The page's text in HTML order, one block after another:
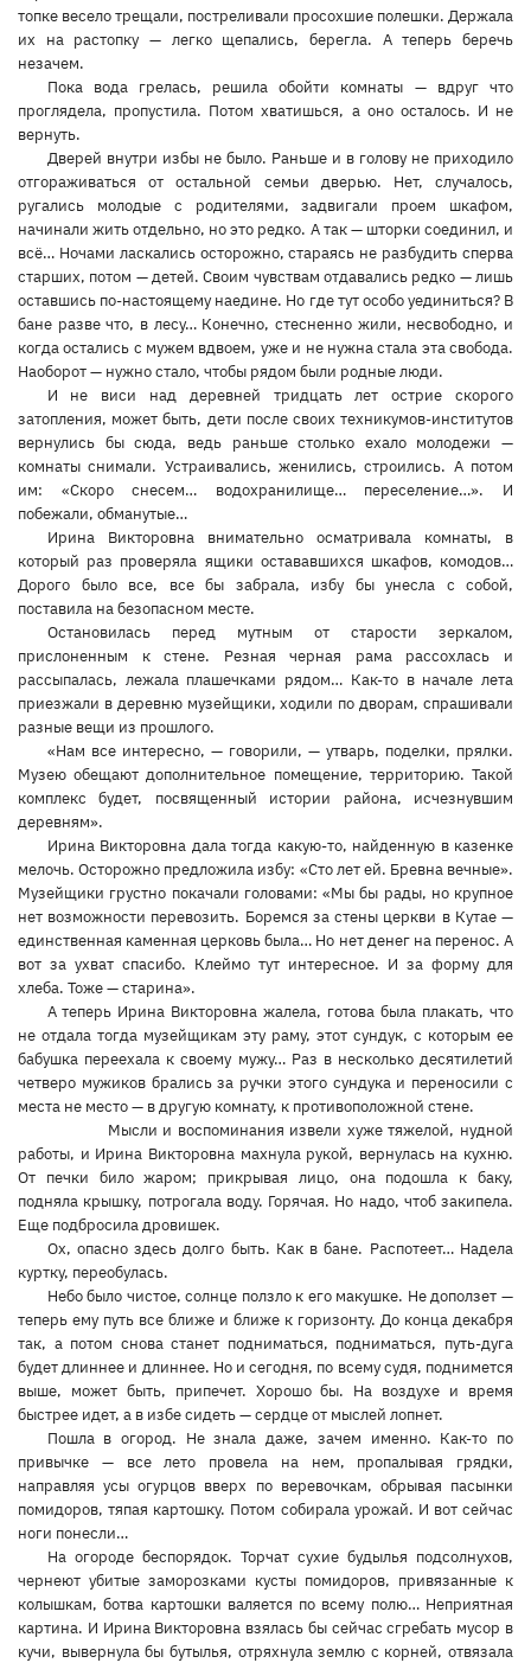
топке весело трещали, постреливали просохшие полешки. Держала
их на растопку — легко щепались, берегла. А теперь беречь
незачем.
Пока вода грелась, решила обойти комнаты — вдруг что
проглядела, пропустила. Потом хватишься, а оно осталось. И не
вернуть.
Дверей внутри избы не было. Раньше и в голову не приходило
отгораживаться от остальной семьи дверью. Нет, случалось,
ругались молодые с родителями, задвигали проем шкафом,
начинали жить отдельно, но это редко. А так — шторки соединил, и
всё… Ночами ласкались осторожно, стараясь не разбудить сперва
старших, потом — детей. Своим чувствам отдавались редко — лишь
оставшись по-настоящему наедине. Но где тут особо уединиться? В
бане разве что, в лесу… Конечно, стесненно жили, несвободно, и
когда остались с мужем вдвоем, уже и не нужна стала эта свобода.
Наоборот — нужно стало, чтобы рядом были родные люди.
И не виси над деревней тридцать лет острие скорого
затопления, может быть, дети после своих техникумов-институтов
вернулись бы сюда, ведь раньше столько ехало молодежи —
комнаты снимали. Устраивались, женились, строились. А потом
им: «Скоро снесем… водохранилище… переселение…». И
побежали, обманутые…
Ирина Викторовна внимательно осматривала комнаты, в
который раз проверяла ящики остававшихся шкафов, комодов…
Дорого было все, все бы забрала, избу бы унесла с собой,
поставила на безопасном месте.
Остановилась перед мутным от старости зеркалом,
прислоненным к стене. Резная черная рама рассохлась и
рассыпалась, лежала плашечками рядом… Как-то в начале лета
приезжали в деревню музейщики, ходили по дворам, спрашивали
разные вещи из прошлого.
«Нам все интересно, — говорили, — утварь, поделки, прялки.
Музею обещают дополнительное помещение, территорию. Такой
комплекс будет, посвященный истории района, исчезнувшим
деревням».
Ирина Викторовна дала тогда какую-то, найденную в казенке
мелочь. Осторожно предложила избу: «Сто лет ей. Бревна вечные».
Музейщики грустно покачали головами: «Мы бы рады, но крупное
нет возможности перевозить. Боремся за стены церкви в Кутае —
единственная каменная церковь была… Но нет денег на перенос. А
вот за ухват спасибо. Клеймо тут интересное. И за форму для
хлеба. Тоже — старина».
А теперь Ирина Викторовна жалела, готова была плакать, что
не отдала тогда музейщикам эту раму, этот сундук, с которым ее
бабушка переехала к своему мужу… Раз в несколько десятилетий
четверо мужиков брались за ручки этого сундука и переносили с
места не место — в другую комнату, к противоположной стене.
Мысли и воспоминания извели хуже тяжелой, нудной
работы, и Ирина Викторовна махнула рукой, вернулась на кухню.
От печки било жаром; прикрывая лицо, она подошла к баку,
подняла крышку, потрогала воду. Горячая. Но надо, чтоб закипела.
Еще подбросила дровишек.
Ох, опасно здесь долго быть. Как в бане. Распотеет… Надела
куртку, переобулась.
Небо было чистое, солнце ползло к его макушке. Не доползет —
теперь ему путь все ближе и ближе к горизонту. До конца декабря
так, а потом снова станет подниматься, подниматься, путь-дуга
будет длиннее и длиннее. Но и сегодня, по всему судя, поднимется
выше, может быть, припечет. Хорошо бы. На воздухе и время
быстрее идет, а в избе сидеть — сердце от мыслей лопнет.
Пошла в огород. Не знала даже, зачем именно. Как-то по
привычке — все лето провела на нем, пропалывая грядки,
направляя усы огурцов вверх по веревочкам, обрывая пасынки
помидоров, тяпая картошку. Потом собирала урожай. И вот сейчас
ноги понесли…
На огороде беспорядок. Торчат сухие будылья подсолнухов,
чернеют убитые заморозками кусты помидоров, привязанные к
колышкам, ботва картошки валяется по всему полю… Неприятная
картина. И Ирина Викторовна взялась бы сейчас сгребать мусор в
кучи, вывернула бы бутылья, отряхнула землю с корней, отвязала